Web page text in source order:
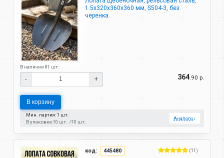
1.5х320х360х360 мм, S504-3, без
черенка
В наличии 81 шт.
- + 364.90 р.
В корзину
Мин. партия: 1 шт.
В упаковке:10 шт. 10 шт.
Аналоги↓
код: 445480 (11)